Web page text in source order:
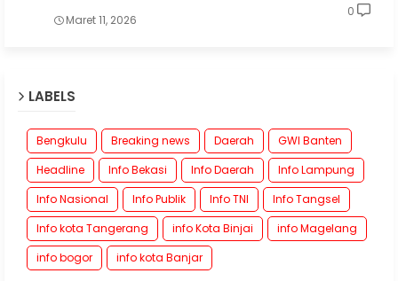
Maret 11, 2026
0
LABELS
Bengkulu Breaking news Daerah
GWI Banten
Headline
Info Bekasi Info Daerah
Info Lampung
Info Nasional
Info Publik Info TNI
Info Tangsel
Info kota Tangerang
info Kota Binjai
info Magelang
info bogor
info kota Banjar